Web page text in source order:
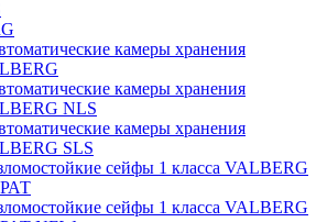
камеры хранения
камеры хранения
NLS
камеры хранения
SLS
сейфы 1 класса VALBERG
сейфы 1 класса VALBERG